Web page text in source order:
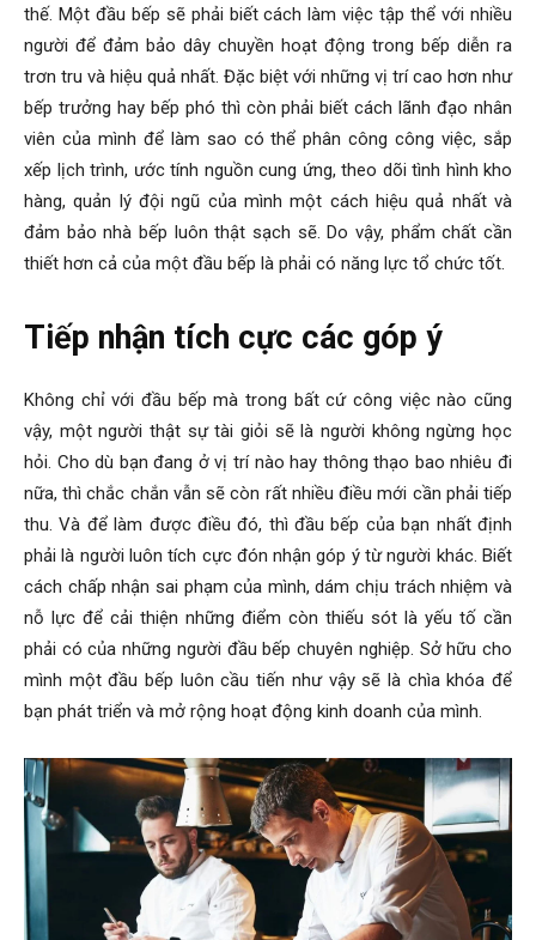
thế. Một đầu bếp sẽ phải biết cách làm việc tập thể với nhiều
người để đảm bảo dây chuyền hoạt động trong bếp diễn ra
trơn tru và hiệu quả nhất. Đặc biệt với những vị trí cao hơn như
bếp trưởng hay bếp phó thì còn phải biết cách lãnh đạo nhân
viên của mình để làm sao có thể phân công công việc, sắp
xếp lịch trình, ước tính nguồn cung ứng, theo dõi tình hình kho
hàng, quản lý đội ngũ của mình một cách hiệu quả nhất và
đảm bảo nhà bếp luôn thật sạch sẽ. Do vậy, phẩm chất cần
thiết hơn cả của một đầu bếp là phải có năng lực tổ chức tốt.
Tiếp nhận tích cực các góp ý
Không chỉ với đầu bếp mà trong bất cứ công việc nào cũng
vậy, một người thật sự tài giỏi sẽ là người không ngừng học
hỏi. Cho dù bạn đang ở vị trí nào hay thông thạo bao nhiêu đi
nữa, thì chắc chắn vẫn sẽ còn rất nhiều điều mới cần phải tiếp
thu. Và để làm được điều đó, thì đầu bếp của bạn nhất định
phải là người luôn tích cực đón nhận góp ý từ người khác. Biết
cách chấp nhận sai phạm của mình, dám chịu trách nhiệm và
nỗ lực để cải thiện những điểm còn thiếu sót là yếu tố cần
phải có của những người đầu bếp chuyên nghiệp. Sở hữu cho
mình một đầu bếp luôn cầu tiến như vậy sẽ là chìa khóa để
bạn phát triển và mở rộng hoạt động kinh doanh của mình.